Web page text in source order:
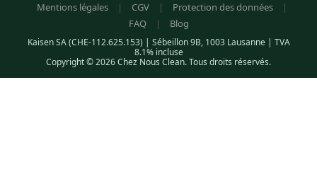
Mentions légales | CGV | Protection des données
|
FAQ
| Blog
Kaisen SA (CHE-112.625.153) | Sébeillon 9B, 1003 Lausanne | TVA
8.1% incluse
Copyright © 2026 Chez Nous Clean. Tous droits réservés.